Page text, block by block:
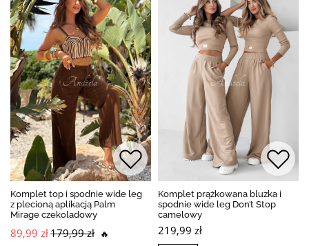
Komplet top i spodnie wide leg
z plecioną aplikacją Palm
Mirage czekoladowy
89,99 zł179,99 zł 🔥
Komplet prążkowana bluzka i
spodnie wide leg Don’t Stop
camelowy
219,99 zł